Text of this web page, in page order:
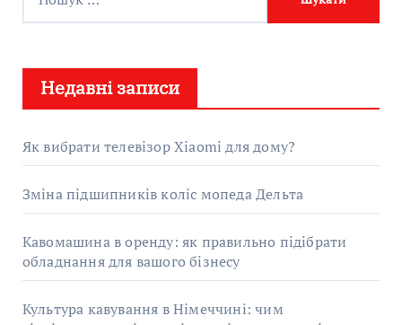
:
Недавні записи
Як вибрати телевізор Xiaomi для дому?
Зміна підшипників коліс мопеда Дельта
Кавомашина в оренду: як правильно підібрати
обладнання для вашого бізнесу
Культура кавування в Німеччині: чим